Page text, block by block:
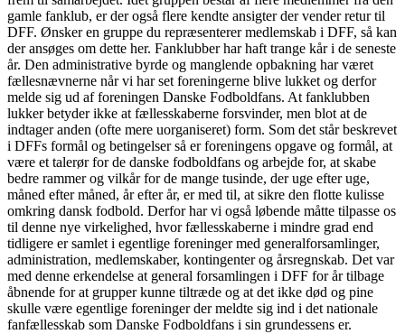
gamle fanklub, er der også flere kendte ansigter der vender retur til
DFF. Ønsker en gruppe du repræsenterer medlemskab i DFF, så kan
der ansøges om dette her. Fanklubber har haft trange kår i de seneste
år. Den administrative byrde og manglende opbakning har været
fællesnævnerne når vi har set foreningerne blive lukket og derfor
melde sig ud af foreningen Danske Fodboldfans. At fanklubben
lukker betyder ikke at fællesskaberne forsvinder, men blot at de
indtager anden (ofte mere uorganiseret) form. Som det står beskrevet
i DFFs formål og betingelser så er foreningens opgave og formål, at
være et talerør for de danske fodboldfans og arbejde for, at skabe
bedre rammer og vilkår for de mange tusinde, der uge efter uge,
måned efter måned, år efter år, er med til, at sikre den flotte kulisse
omkring dansk fodbold. Derfor har vi også løbende måtte tilpasse os
til denne nye virkelighed, hvor fællesskaberne i mindre grad end
tidligere er samlet i egentlige foreninger med generalforsamlinger,
administration, medlemskaber, kontingenter og årsregnskab. Det var
med denne erkendelse at general forsamlingen i DFF for år tilbage
åbnende for at grupper kunne tiltræde og at det ikke død og pine
skulle være egentlige foreninger der meldte sig ind i det nationale
fanfællesskab som Danske Fodboldfans i sin grundessens er.